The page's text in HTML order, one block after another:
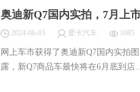
奥迪新Q7国内实拍，7月上
2024-06-03 爱卡汽车 1085
网上车市获得了奥迪新Q7国内实拍
露，新Q7商品车最快将在6月底到店